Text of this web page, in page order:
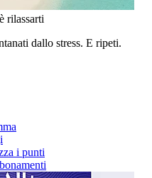
rilassarti
dallo stress. E ripeti.
i punti